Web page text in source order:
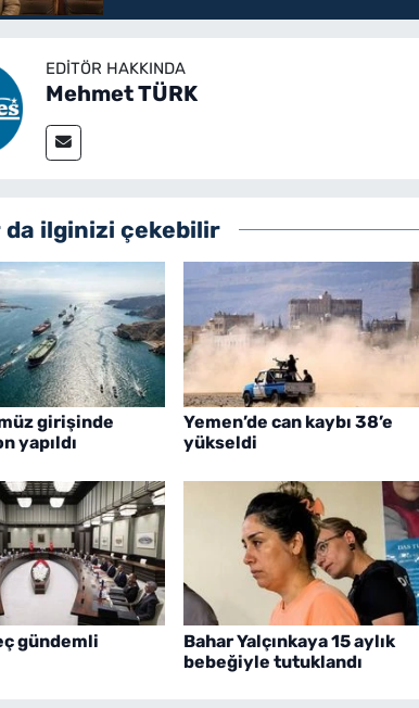
EDITÖR HAKKINDA
Mehmet TÜRK
da ilginizi çekebilir
girişinde
yapıldı
Yemen’de can kaybı 38’e
yükseldi
gündemli
Bahar Yalçınkaya 15 aylık
bebeğiyle tutuklandı